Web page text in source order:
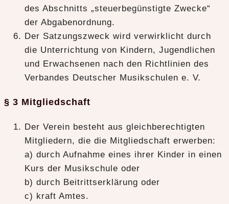
des Abschnitts „steuerbegünstigte Zwecke“
der Abgabenordnung.
Der Satzungszweck wird verwirklicht durch
die Unterrichtung von Kindern, Jugendlichen
und Erwachsenen nach den Richtlinien des
Verbandes Deutscher Musikschulen e. V.
§ 3 Mitgliedschaft
Der Verein besteht aus gleichberechtigten
Mitgliedern, die die Mitgliedschaft erwerben:
a) durch Aufnahme eines ihrer Kinder in einen
Kurs der Musikschule oder
b) durch Beitrittserklärung oder
c) kraft Amtes.